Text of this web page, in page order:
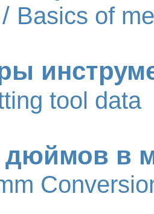
Basics of
tool data
дюймов в